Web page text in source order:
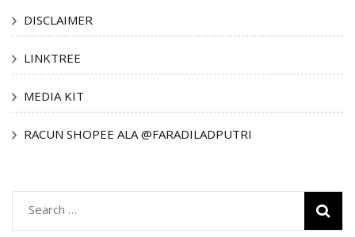
DISCLAIMER
LINKTREE
MEDIA KIT
RACUN SHOPEE ALA @FARADILADPUTRI
Search
for: